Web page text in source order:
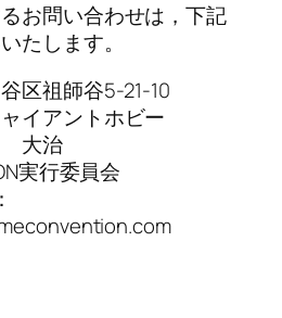
お問い合わせは，下記
たします。
区祖師谷5-21-10
イアントホビー
大治
実行委員会